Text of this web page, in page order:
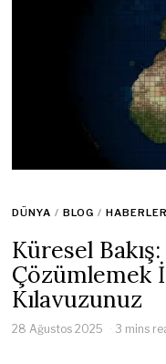
DÜNYA / BLOG / HABERLER
Küresel
Çözümlemek
Kılavuzunuz
28 Ağustos 2025 3 mins